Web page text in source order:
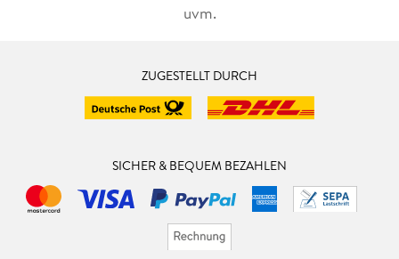
uvm.
ZUGESTELLT DURCH
SICHER & BEQUEM BEZAHLEN